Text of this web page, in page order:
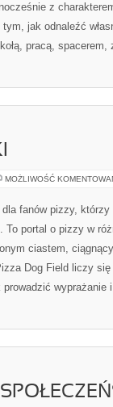
z
jak odnaleźć
pracą,
MOŻLIWOŚĆ
fanów pizzy,
portal o pizzy w
ciastem,
Dog Field liczy
wyprażanie